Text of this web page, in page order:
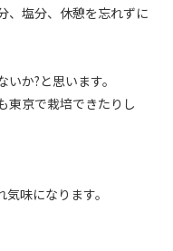
、塩分、休憩を忘れずに
か?と思います。
東京で栽培できたりし
味になります。